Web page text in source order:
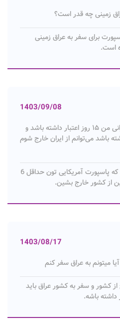
زمینی چه قدر است؟
برای سفر به عراق زمینی
1403/09/08
سلام در صورتی که گذرنامه ایرانی من ۱۵ روز اعتبار داشته باشد و
باشد می‌توانم از ایران خارج شوم
سلام. در صورتی که پاسپورت آمریکایی تون حداقل 6
از کشور خارج بشین.
1403/08/17
کشور و سفر به کشور عراق باید